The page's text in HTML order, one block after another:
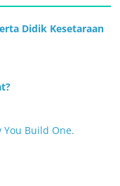
Didik Kesetaraan
You Build One.